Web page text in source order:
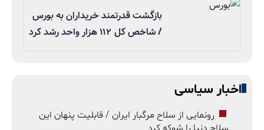
بازگشت قدرتمند خریداران به بورس
/ شاخص کل ۱۱۲ هزار واحد رشد کرد
اخبار سیاسی
رونمایی از سلاح مرگبار ایران / قابلیت پنهان این